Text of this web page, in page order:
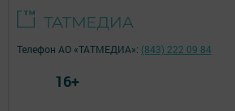
Телефон АО «ТАТМЕДИА»: (843) 222 09 84
16+